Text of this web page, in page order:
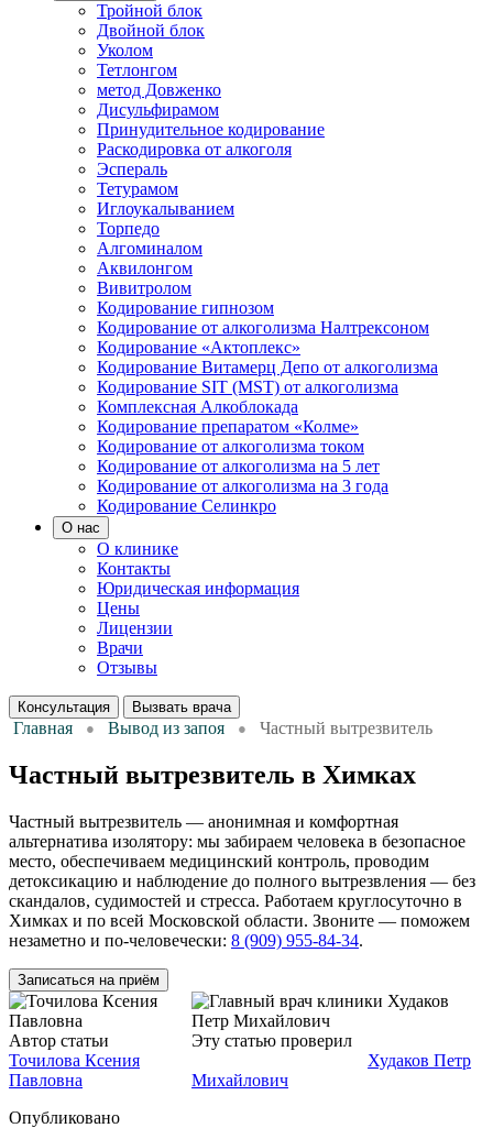
Тройной блок
Двойной блок
Уколом
Тетлонгом
метод Довженко
Дисульфирамом
Принудительное кодирование
Раскодировка от алкоголя
Эспераль
Тетурамом
Иглоукалыванием
Торпедо
Алгоминалом
Аквилонгом
Вивитролом
Кодирование гипнозом
Кодирование от алкоголизма Налтрексоном
Кодирование «Актоплекс»
Кодирование Витамерц Депо от алкоголизма
Кодирование SIT (MST) от алкоголизма
Комплексная Алкоблокада
Кодирование препаратом «Колме»
Кодирование от алкоголизма током
Кодирование от алкоголизма на 5 лет
Кодирование от алкоголизма на 3 года
Кодирование Селинкро
О нас
О клинике
Контакты
Юридическая информация
Цены
Лицензии
Врачи
Отзывы
Консультация Вызвать врача
Главная Вывод из запоя Частный вытрезвитель
Частный вытрезвитель в Химках
Частный вытрезвитель — анонимная и комфортная
альтернатива изолятору: мы забираем человека в безопасное
место, обеспечиваем медицинский контроль, проводим
детоксикацию и наблюдение до полного вытрезвления — без
скандалов, судимостей и стресса. Работаем круглосуточно в
Химках и по всей Московской области. Звоните — поможем
незаметно и по-человечески: 8 (909) 955-84-34.
Записаться на приём
Автор статьи
Точилова Ксения
Павловна
Эту статью проверил
Худаков Петр
Михайлович
Опубликовано